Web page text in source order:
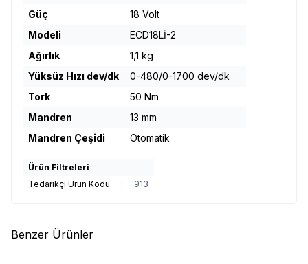
Güç
18 Volt
Modeli
ECD18Lİ-2
Ağırlık
1,1 kg
Yüksüz Hızı dev/dk
0-480/0-1700 dev/dk
Tork
50 Nm
Mandren
13 mm
Mandren Çeşidi
Otomatik
Ürün Filtreleri
Tedarikçi Ürün Kodu
: 913
Benzer Ürünler